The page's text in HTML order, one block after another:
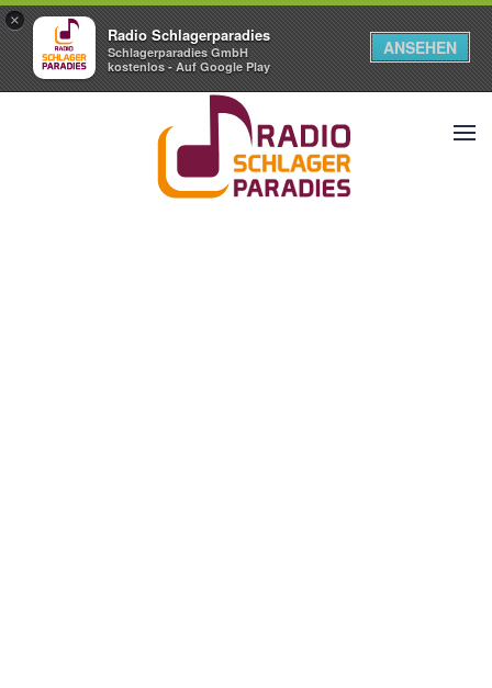
×
Radio Schlagerparadies
Schlagerparadies GmbH
kostenlos - Auf Google Play
ANSEHEN